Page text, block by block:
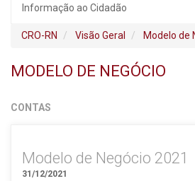
Informação ao Cidadão
CRO-RN Visão Geral Modelo de
MODELO DE NEGÓCIO
CONTAS
Modelo de Negócio 2021
31/12/2021